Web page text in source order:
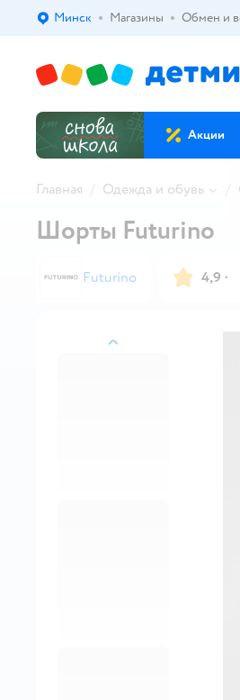
Выбор адреса доставки.
Минск Магазины Обмен и
Акции
Главная Одежда и обувь
назад
Шорты Futurino
Futurino 4,9 ·